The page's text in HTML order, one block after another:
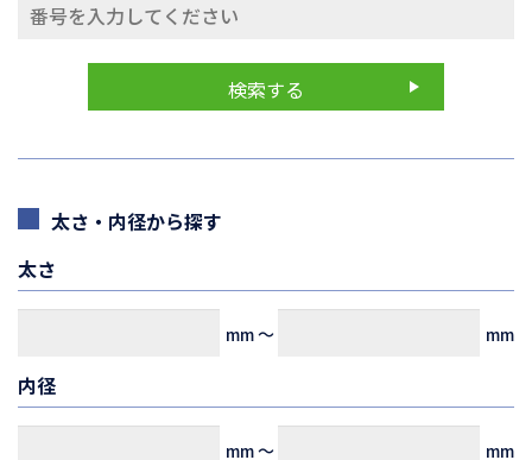
太さ・内径から探す
太さ
mm～ mm
内径
mm～ mm